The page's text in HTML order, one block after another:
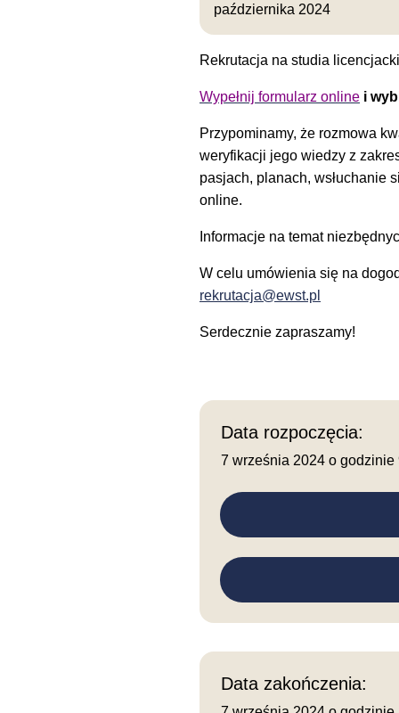
października 2024
Rekrutacja na studia
Wypełnij formularz online i
Przypominamy, że rozmowa
weryfikacji jego wiedzy z
pasjach, planach, wsłuchanie
online.
Informacje na temat
W celu umówienia się na
rekrutacja@ewst.pl
Serdecznie zapraszamy!
Data rozpoczęcia:
7 września 2024 o godzinie
Data zakończenia: